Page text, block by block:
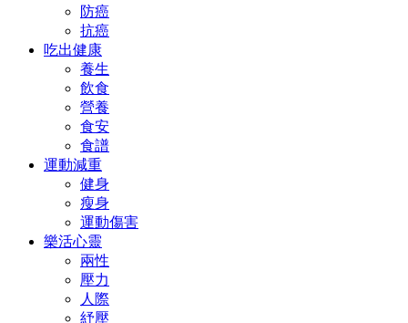
防癌
抗癌
吃出健康
養生
飲食
營養
食安
食譜
運動減重
健身
瘦身
運動傷害
樂活心靈
兩性
壓力
人際
紓壓